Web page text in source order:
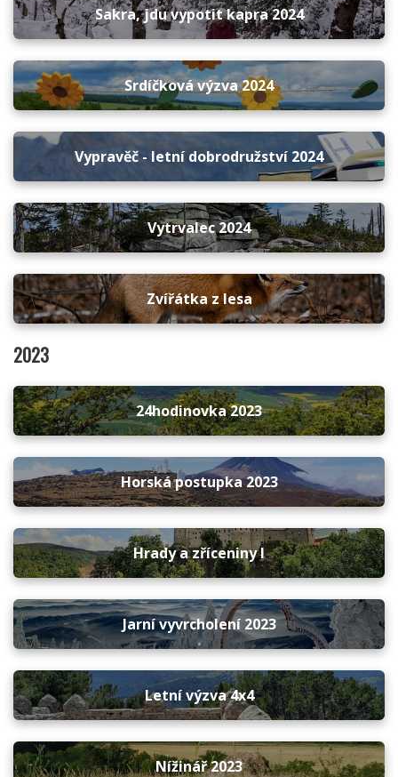
Sakra, jdu vypotit kapra 2024
Srdíčková výzva 2024
Vypravěč - letní dobrodružství 2024
Vytrvalec 2024
Zvířátka z lesa
2023
24hodinovka 2023
Horská postupka 2023
Hrady a zříceniny I
Jarní vyvrcholení 2023
Letní výzva 4x4
Nížinář 2023